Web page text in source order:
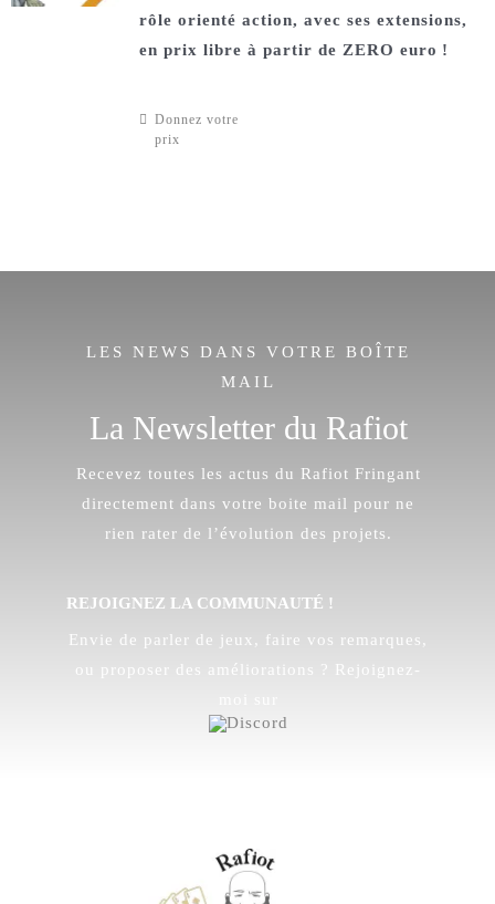
rôle orienté action, avec ses extensions,
en prix libre à partir de ZERO euro !
Donnez votre
prix
LES NEWS DANS VOTRE BOÎTE
MAIL
La Newsletter du Rafiot
Recevez toutes les actus du Rafiot Fringant
directement dans votre boite mail pour ne
rien rater de l’évolution des projets.
REJOIGNEZ LA COMMUNAUTÉ !
Envie de parler de jeux, faire vos remarques,
ou proposer des améliorations ? Rejoignez-